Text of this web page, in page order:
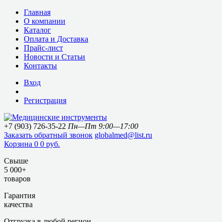
Главная
О компании
Каталог
Оплата и Доставка
Прайс-лист
Новости и Статьи
Контакты
Вход
Регистрация
+7 (903) 726-35-22 Пн—Пт 9:00—17:00
Заказать обратный звонок globalmed@list.ru
Корзина 0 0 руб.
Свыше
5 000+
товаров
Гарантия
качества